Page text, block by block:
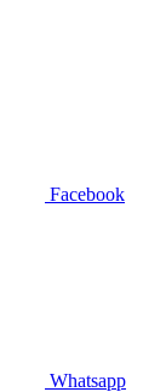
Facebook
Whatsapp